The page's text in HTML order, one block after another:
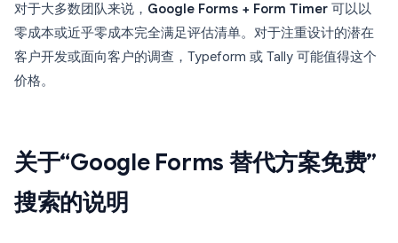
对于大多数团队来说， Google Forms + Form Timer 可以以
零成本或近乎零成本完全满足评估清单。对于注重设计的潜在
客户开发或面向客户的调查，Typeform 或 Tally 可能值得这个
价格。
关于“Google Forms 替代方案免费”
搜索的说明